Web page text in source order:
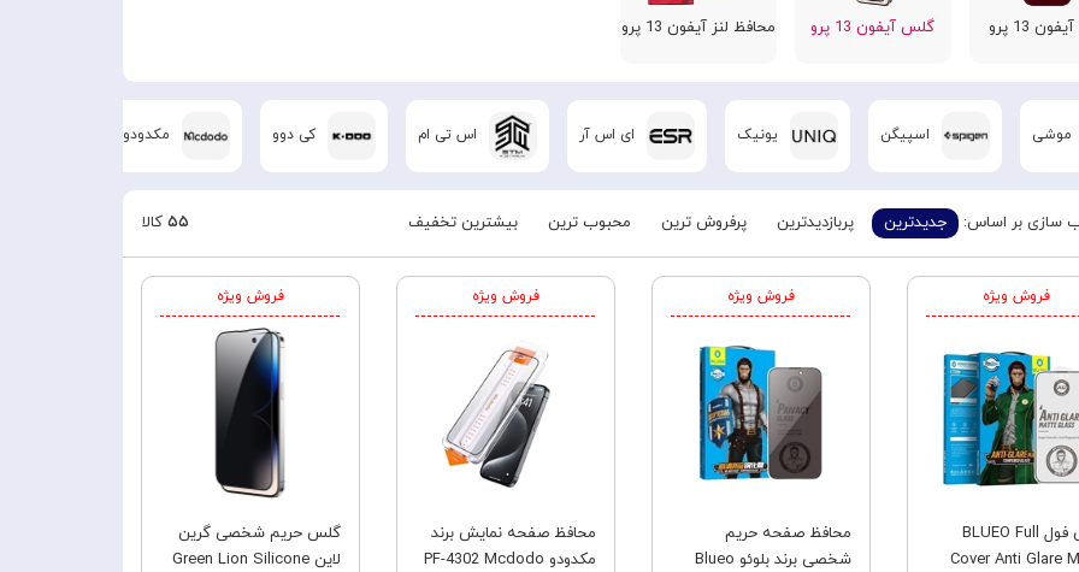
13 پرو گلس آیفون 13 پرو محافظ لنز آیفون 13 پرو
موشی اسپیگن یونیک ای اس آر اس تی ام کی دوو مکدودو
سازی بر اساس: جدیدترین پربازدیدترین پرفروش ترین محبوب ترین بیشترین تخفیف ۵۵ کالا
فروش ویژه
گلس فول BLUEO Full
Cover Anti Glare
فروش ویژه
محافظ صفحه حریم
شخصی برند بلوئو Blueo
فروش ویژه
محافظ صفحه نمایش برند
مکدودو PF-4302 Mcdodo
فروش ویژه
گلس حریم شخصی گرین
لاین Green Lion Silicone